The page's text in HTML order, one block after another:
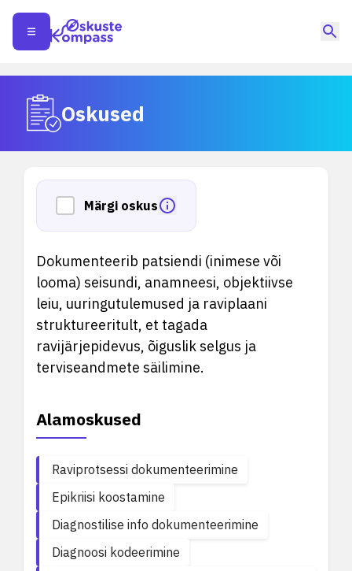
Oskused
Märgi oskus
Dokumenteerib patsiendi (inimese või
looma) seisundi, anamneesi, objektiivse
leiu, uuringutulemused ja raviplaani
struktureeritult, et tagada
ravijärjepidevus, õiguslik selgus ja
terviseandmete säilimine.
Alamoskused
Raviprotsessi dokumenteerimine
Epikriisi koostamine
Diagnostilise info dokumenteerimine
Diagnoosi kodeerimine